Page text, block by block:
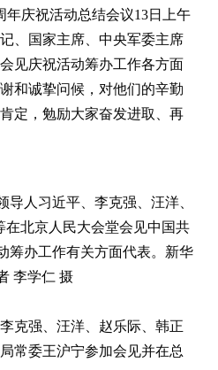
年庆祝活动总结会议13日上午
、国家主席、中央军委主席
见庆祝活动筹办工作各方面
和诚挚问候，对他们的辛勤
定，勉励大家奋发进取、再
导人习近平、李克强、汪洋、
在北京人民大会堂会见中国共
筹办工作有关方面代表。新华
李学仁 摄
克强、汪洋、赵乐际、韩正
常委王沪宁参加会见并在总